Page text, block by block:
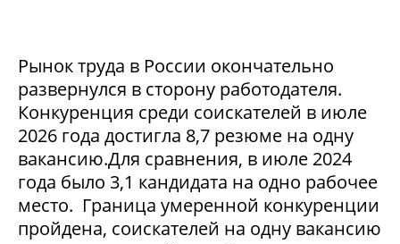
Рынок труда в России окончательно
развернулся в сторону работодателя.
Конкуренция среди соискателей в июле
2026 года достигла 8,7 резюме на одну
вакансию.Для сравнения, в июле 2024
года было 3,1 кандидата на одно рабочее
место. Граница умеренной конкуренции
пройдена, соискателей на одну вакансию